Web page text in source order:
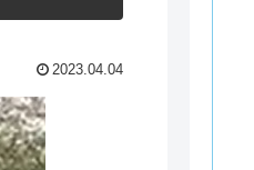
2023.04.04